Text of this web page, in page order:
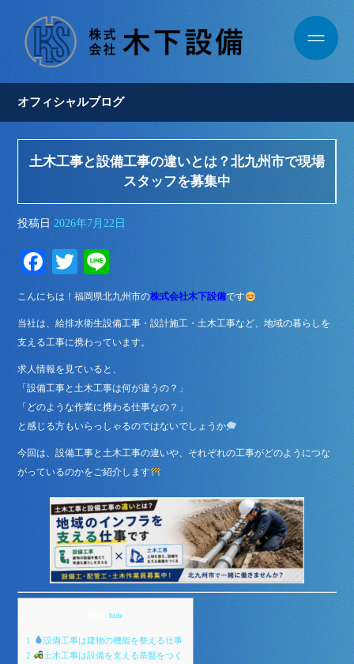
オフィシャルブログ
土木工事と設備工事の違いとは？北九州市で現場
スタッフを募集中
投稿日 2026年7月22日
Fa
ce
bo
ok
T
wi
tte
r
ne
こんにちは！福岡県北九州市の株式会社木下設備です
当社は、給排水衛生設備工事・設計施工・土木工事など、地域の暮らしを
支える工事に携わっています。
求人情報を見ていると、
「設備工事と土木工事は何が違うの？」
「どのような作業に携わる仕事なの？」
と感じる方もいらっしゃるのではないでしょうか
今回は、設備工事と土木工事の違いや、それぞれの工事がどのようにつな
がっているのかをご紹介します
hide]
1
設備工事は建物の機能を整える仕事
2
土木工事は設備を支える基盤をつく